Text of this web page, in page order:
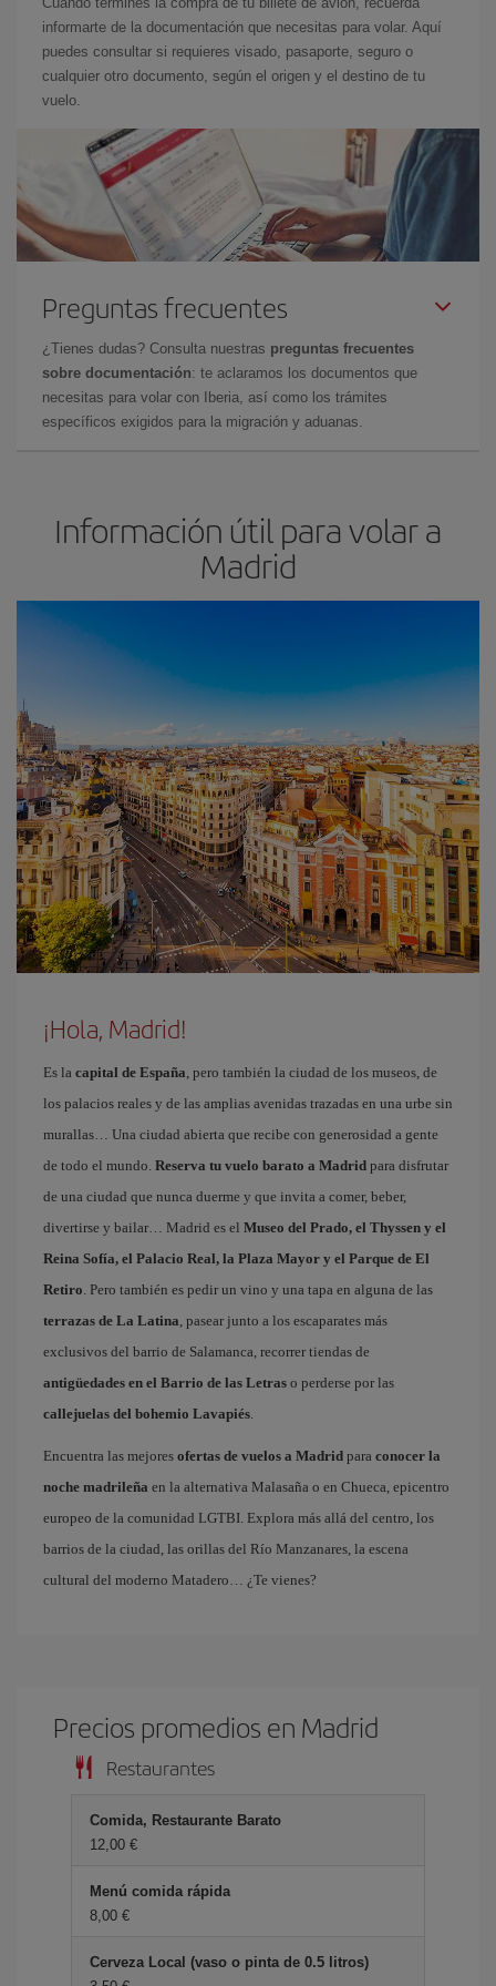
informarte de la documentación que necesitas para volar. Aquí
puedes consultar si requieres visado, pasaporte, seguro o
cualquier otro documento, según el origen y el destino de tu
vuelo.
Preguntas frecuentes
¿Tienes dudas? Consulta nuestras preguntas frecuentes
sobre documentación: te aclaramos los documentos que
necesitas para volar con Iberia, así como los trámites
específicos exigidos para la migración y aduanas.
Información útil para volar a
Madrid
¡Hola, Madrid!
Es la capital de España, pero también la ciudad de los museos, de
los palacios reales y de las amplias avenidas trazadas en una urbe sin
murallas… Una ciudad abierta que recibe con generosidad a gente
de todo el mundo. Reserva tu vuelo barato a Madrid para disfrutar
de una ciudad que nunca duerme y que invita a comer, beber,
divertirse y bailar… Madrid es el Museo del Prado, el Thyssen y el
Reina Sofía, el Palacio Real, la Plaza Mayor y el Parque de El
Retiro. Pero también es pedir un vino y una tapa en alguna de las
terrazas de La Latina, pasear junto a los escaparates más
exclusivos del barrio de Salamanca, recorrer tiendas de
antigüedades en el Barrio de las Letras o perderse por las
callejuelas del bohemio Lavapiés.
Encuentra las mejores ofertas de vuelos a Madrid para conocer la
noche madrileña en la alternativa Malasaña o en Chueca, epicentro
europeo de la comunidad LGTBI. Explora más allá del centro, los
barrios de la ciudad, las orillas del Río Manzanares, la escena
cultural del moderno Matadero… ¿Te vienes?
Precios promedios en Madrid
Restaurantes
Comida, Restaurante Barato
12,00 €
Menú comida rápida
8,00 €
Cerveza Local (vaso o pinta de 0.5 litros)